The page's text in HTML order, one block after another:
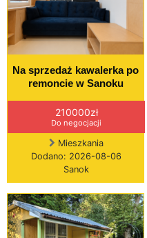
Na sprzedaż kawalerka po
remoncie w Sanoku
210000zł
Do negocjacji
Mieszkania
Dodano: 2026-08-06
Sanok